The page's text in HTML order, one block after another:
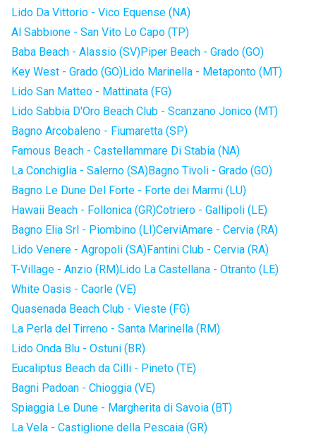
Lido Da Vittorio - Vico Equense (NA)
Al Sabbione - San Vito Lo Capo (TP)
Baba Beach - Alassio (SV)Piper Beach - Grado (GO)
Key West - Grado (GO)Lido Marinella - Metaponto (MT)
Lido San Matteo - Mattinata (FG)
Lido Sabbia D'Oro Beach Club - Scanzano Jonico (MT)
Bagno Arcobaleno - Fiumaretta (SP)
Famous Beach - Castellammare Di Stabia (NA)
La Conchiglia - Salerno (SA)Bagno Tivoli - Grado (GO)
Bagno Le Dune Del Forte - Forte dei Marmi (LU)
Hawaii Beach - Follonica (GR)Cotriero - Gallipoli (LE)
Bagno Elia Srl - Piombino (LI)CerviAmare - Cervia (RA)
Lido Venere - Agropoli (SA)Fantini Club - Cervia (RA)
T-Village - Anzio (RM)Lido La Castellana - Otranto (LE)
White Oasis - Caorle (VE)
Quasenada Beach Club - Vieste (FG)
La Perla del Tirreno - Santa Marinella (RM)
Lido Onda Blu - Ostuni (BR)
Eucaliptus Beach da Cilli - Pineto (TE)
Bagni Padoan - Chioggia (VE)
Spiaggia Le Dune - Margherita di Savoia (BT)
La Vela - Castiglione della Pescaia (GR)